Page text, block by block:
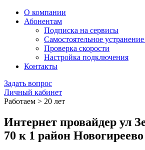
О компании
Абонентам
Подписка на сервисы
Самостоятельное
Проверка скорости
Настройка подключения
Контакты
Задать вопрос
Личный кабинет
Работаем > 20 лет
Интернет провайдер ул
70 к 1 район Новогиреево